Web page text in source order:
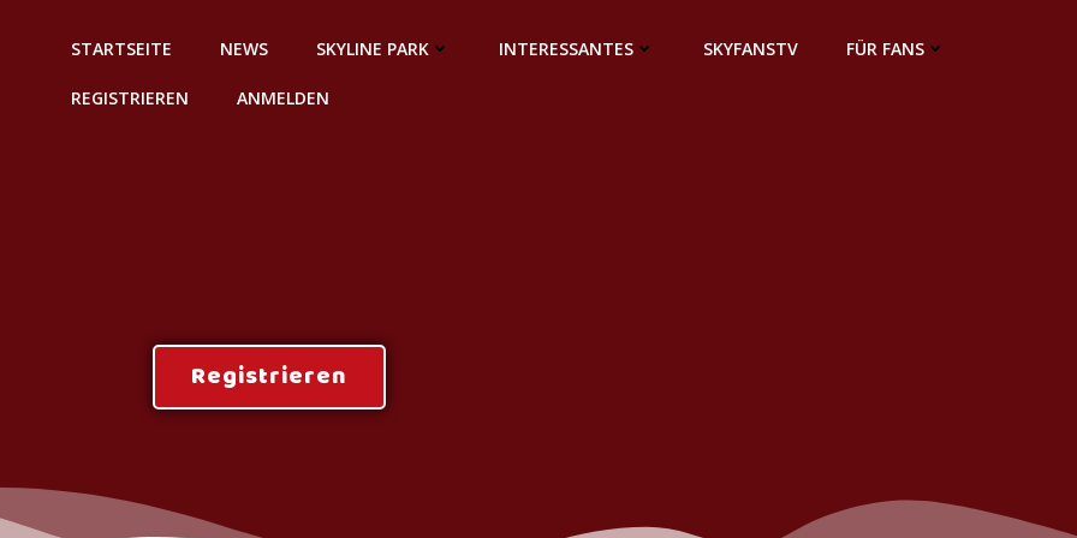
STARTSEITE NEWS SKYLINE PARK INTERESSANTES SKYFANSTV FÜR FANS
REGISTRIEREN ANMELDEN
Registrieren